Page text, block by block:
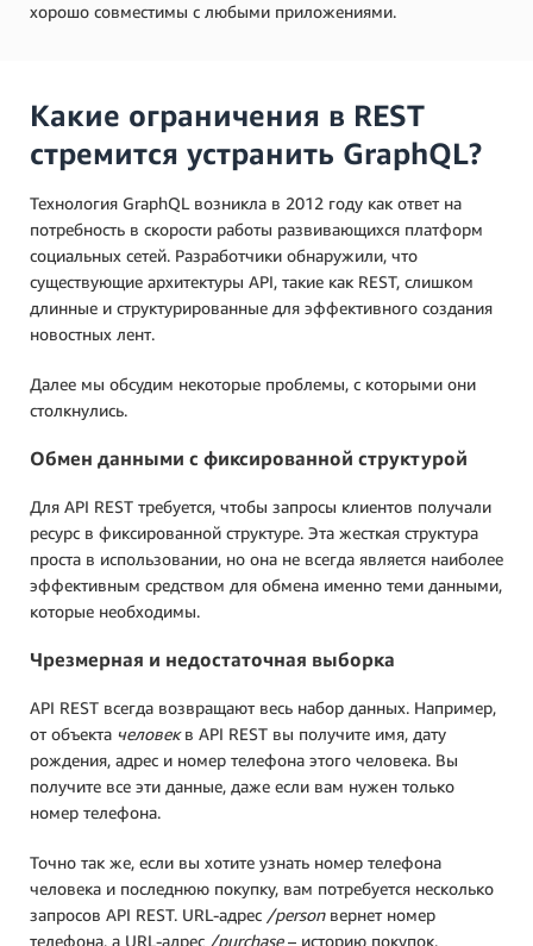
хорошо совместимы с любыми приложениями.
Какие ограничения в REST
стремится устранить GraphQL?
Технология GraphQL возникла в 2012 году как ответ на
потребность в скорости работы развивающихся платформ
социальных сетей. Разработчики обнаружили, что
существующие архитектуры API, такие как REST, слишком
длинные и структурированные для эффективного создания
новостных лент.
Далее мы обсудим некоторые проблемы, с которыми они
столкнулись.
Обмен данными с фиксированной структурой
Для API REST требуется, чтобы запросы клиентов получали
ресурс в фиксированной структуре. Эта жесткая структура
проста в использовании, но она не всегда является наиболее
эффективным средством для обмена именно теми данными,
которые необходимы.
Чрезмерная и недостаточная выборка
API REST всегда возвращают весь набор данных. Например,
от объекта человекв API REST вы получите имя, дату
рождения, адрес и номер телефона этого человека. Вы
получите все эти данные, даже если вам нужен только
номер телефона.
Точно так же, если вы хотите узнать номер телефона
человека и последнюю покупку, вам потребуется несколько
запросов API REST. URL-адрес /personвернет номер
телефона, а URL-адрес /purchase– историю покупок.